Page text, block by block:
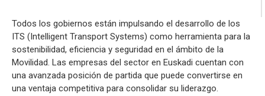
Todos los gobiernos están impulsando el desarrollo de los
ITS (Intelligent Transport Systems) como herramienta para la
sostenibilidad, eficiencia y seguridad en el ámbito de la
Movilidad. Las empresas del sector en Euskadi cuentan con
una avanzada posición de partida que puede convertirse en
una ventaja competitiva para consolidar su liderazgo.